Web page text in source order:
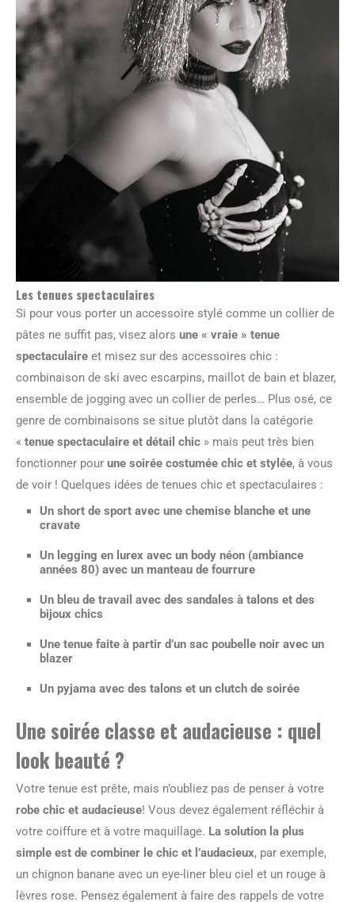
Les tenues spectaculaires
Si pour vous porter un accessoire stylé comme un collier de
pâtes ne suffit pas, visez alors une « vraie » tenue
spectaculaire et misez sur des accessoires chic :
combinaison de ski avec escarpins, maillot de bain et blazer,
ensemble de jogging avec un collier de perles… Plus osé, ce
genre de combinaisons se situe plutôt dans la catégorie
« tenue spectaculaire et détail chic » mais peut très bien
fonctionner pour une soirée costumée chic et stylée, à vous
de voir ! Quelques idées de tenues chic et spectaculaires :
Un short de sport avec une chemise blanche et une
cravate
Un legging en lurex avec un body néon (ambiance
années 80) avec un manteau de fourrure
Un bleu de travail avec des sandales à talons et des
bijoux chics
Une tenue faite à partir d’un sac poubelle noir avec un
blazer
Un pyjama avec des talons et un clutch de soirée
Une soirée classe et audacieuse : quel
look beauté ?
Votre tenue est prête, mais n’oubliez pas de penser à votre
robe chic et audacieuse! Vous devez également réfléchir à
votre coiffure et à votre maquillage. La solution la plus
simple est de combiner le chic et l’audacieux, par exemple,
un chignon banane avec un eye-liner bleu ciel et un rouge à
lèvres rose. Pensez également à faire des rappels de votre